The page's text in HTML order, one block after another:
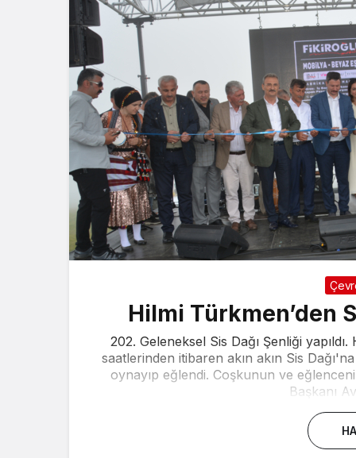
Hilmi Türkmen’den
202. Geleneksel Sis Dağı Şenliği
saatlerinden itibaren akın akın Sis
oynayıp eğlendi. Coşkunun ve
Başkanı